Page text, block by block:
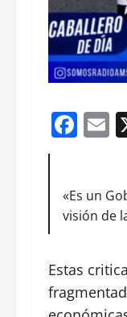
«Es un
visión de
Estas